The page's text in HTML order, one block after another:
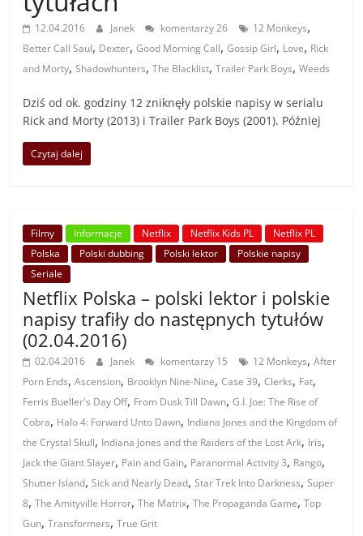
12.04.2016 Janek komentarzy 26 12 Monkeys,
Better Call Saul, Dexter,Good Morning Call,Gossip Girl, Love, Rick
and Morty,Shadowhunters,The Blacklist,Trailer Park Boys,Weeds
Dziś od ok. godziny 12 zniknęły polskie napisy w serialu
Rick and Morty (2013) i Trailer Park Boys (2001). Później
Czytaj dalej
Filmy Informacje Netflix Netflix Kids PL
Netflix PL
Polska
Polski dubbing Polski lektor
Polskie napisy
Seriale
Netflix Polska – polski lektor i polskie
napisy trafiły do następnych tytułów
(02.04.2016)
02.04.2016 Janek komentarzy 15 12 Monkeys,After
Porn Ends,Ascension, Brooklyn Nine-Nine,Case 39,Clerks, Fat,
Ferris Bueller's Day Off, From Dusk Till Dawn,G.I. Joe: The Rise of
Cobra, Halo 4: Forward Unto Dawn, Indiana Jones and the Kingdom of
the Crystal Skull, Indiana Jones and the Raiders of the Lost Ark, Iris,
Jack the Giant Slayer, Pain and Gain, Paranormal Activity 3, Rango,
Shutter Island,Sick and Nearly Dead,Star Trek Into Darkness,Super
8,The Amityville Horror,The Matrix,The Propaganda Game,Top
Gun,Transformers,True Grit